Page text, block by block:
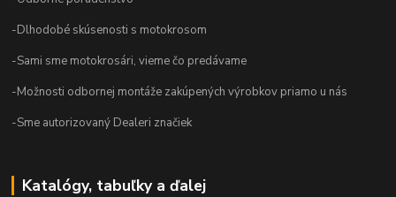
-Dlhodobé skúsenosti s motokrosom
-Sami sme motokrosári, vieme čo predávame
-Možnosti odbornej montáže zakúpených výrobkov priamo u nás
-Sme autorizovaný Dealeri značiek
Katalógy, tabuľky a ďalej